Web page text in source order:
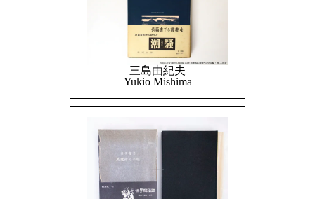
三島由紀夫
Yukio Mishima